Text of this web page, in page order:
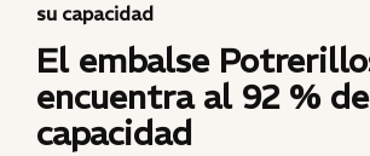
su capacidad
El embalse
encuentra al 92 %
capacidad